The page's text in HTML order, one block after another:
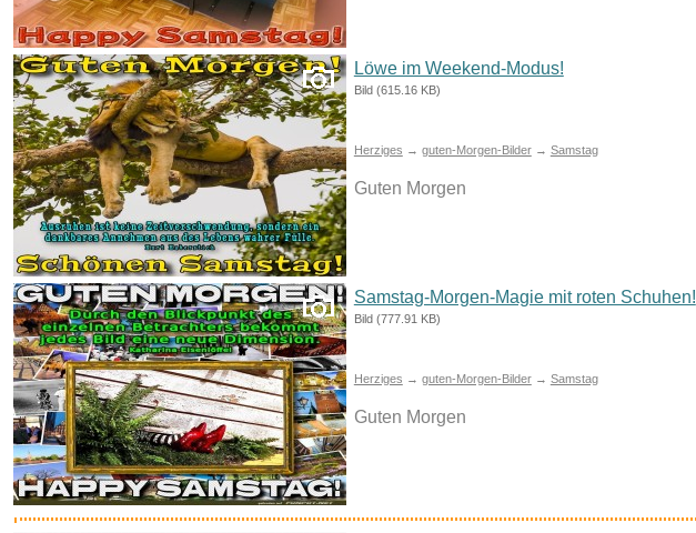
Löwe im Weekend-Modus!
Bild (615.16 KB)
Herziges → guten-Morgen-Bilder→ Samstag
Guten Morgen
Samstag-Morgen-Magie mit roten Schuhen!
Bild (777.91 KB)
Herziges → guten-Morgen-Bilder→ Samstag
Guten Morgen